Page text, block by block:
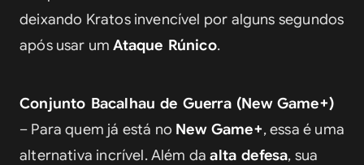
deixando Kratos invencível por alguns segundos
após usar um Ataque Rúnico.
Conjunto Bacalhau de Guerra (New Game+)
– Para quem já está no New Game+, essa é uma
alternativa incrível. Além da alta defesa, sua